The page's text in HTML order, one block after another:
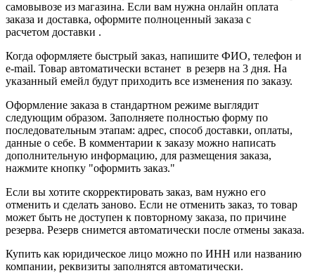
самовывозе из магазина. Если вам нужна онлайн оплата
заказа и доставка, оформите полноценный заказа с
расчетом доставки .
Когда оформляете быстрый заказ, напишите ФИО, телефон и
e-mail. Товар автоматически встанет в резерв на 3 дня. На
указанный емейл будут приходить все изменения по заказу.
Оформление заказа в стандартном режиме выглядит
следующим образом. Заполняете полностью форму по
последовательным этапам: адрес, способ доставки, оплаты,
данные о себе. В комментарии к заказу можно написать
дополнительную информацию, для размещения заказа,
нажмите кнопку "оформить заказ."
Если вы хотите скорректировать заказ, вам нужно его
отменить и сделать заново. Если не отменить заказ, то товар
может быть не доступен к повторному заказа, по причине
резерва. Резерв снимется автоматически после отмены заказа.
Купить как юридическое лицо можно по ИНН или названию
компании, реквизиты заполнятся автоматически.